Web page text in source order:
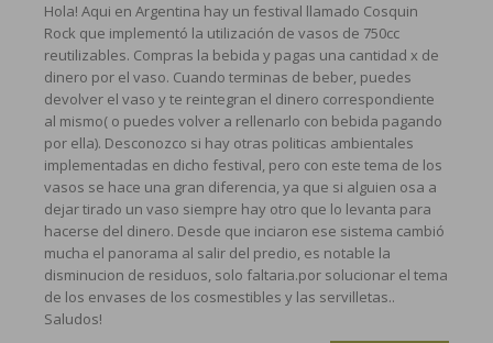
Hola! Aqui en Argentina hay un festival llamado Cosquin
Rock que implementó la utilización de vasos de 750cc
reutilizables. Compras la bebida y pagas una cantidad x de
dinero por el vaso. Cuando terminas de beber, puedes
devolver el vaso y te reintegran el dinero correspondiente
al mismo( o puedes volver a rellenarlo con bebida pagando
por ella). Desconozco si hay otras politicas ambientales
implementadas en dicho festival, pero con este tema de los
vasos se hace una gran diferencia, ya que si alguien osa a
dejar tirado un vaso siempre hay otro que lo levanta para
hacerse del dinero. Desde que inciaron ese sistema cambió
mucha el panorama al salir del predio, es notable la
disminucion de residuos, solo faltaria.por solucionar el tema
de los envases de los cosmestibles y las servilletas..
Saludos!